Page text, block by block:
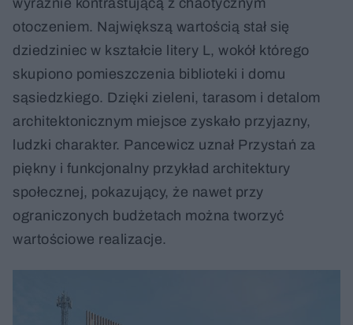
wyraźnie kontrastującą z chaotycznym
otoczeniem. Największą wartością stał się
dziedziniec w kształcie litery L, wokół którego
skupiono pomieszczenia biblioteki i domu
sąsiedzkiego. Dzięki zieleni, tarasom i detalom
architektonicznym miejsce zyskało przyjazny,
ludzki charakter. Pancewicz uznał Przystań za
piękny i funkcjonalny przykład architektury
społecznej, pokazujący, że nawet przy
ograniczonych budżetach można tworzyć
wartościowe realizacje.